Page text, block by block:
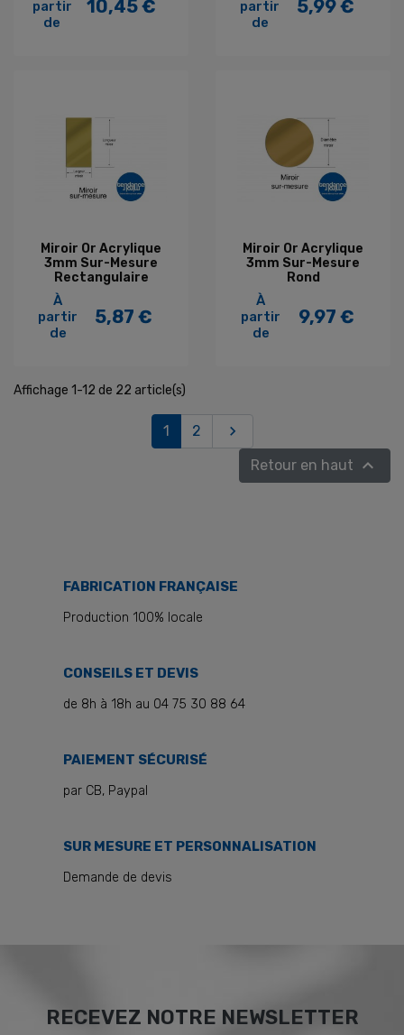
partir
de
Prix
10,45 €
partir
de
Prix
5,99 €
Miroir Or Acrylique
3mm Sur-Mesure
Rectangulaire
À
partir
de
Prix
5,87 €
Miroir Or Acrylique
3mm Sur-Mesure
Rond
À
partir
de
Prix
9,97 €
Affichage 1-12 de 22 article(s)
1 2 Suivant

Retour en haut 
FABRICATION FRANÇAISE
Production 100% locale
CONSEILS ET DEVIS
de 8h à 18h au 04 75 30 88 64
PAIEMENT SÉCURISÉ
par CB, Paypal
SUR MESURE ET PERSONNALISATION
Demande de devis
RECEVEZ NOTRE NEWSLETTER